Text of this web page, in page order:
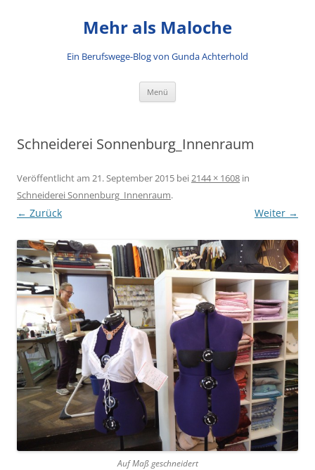
Mehr als Maloche
Ein Berufswege-Blog von Gunda Achterhold
Menü
Schneiderei Sonnenburg_Innenraum
Veröffentlicht am 21. September 2015 bei2144 × 1608 in
Schneiderei Sonnenburg_Innenraum.
← Zurück Weiter →
Auf Maß geschneidert